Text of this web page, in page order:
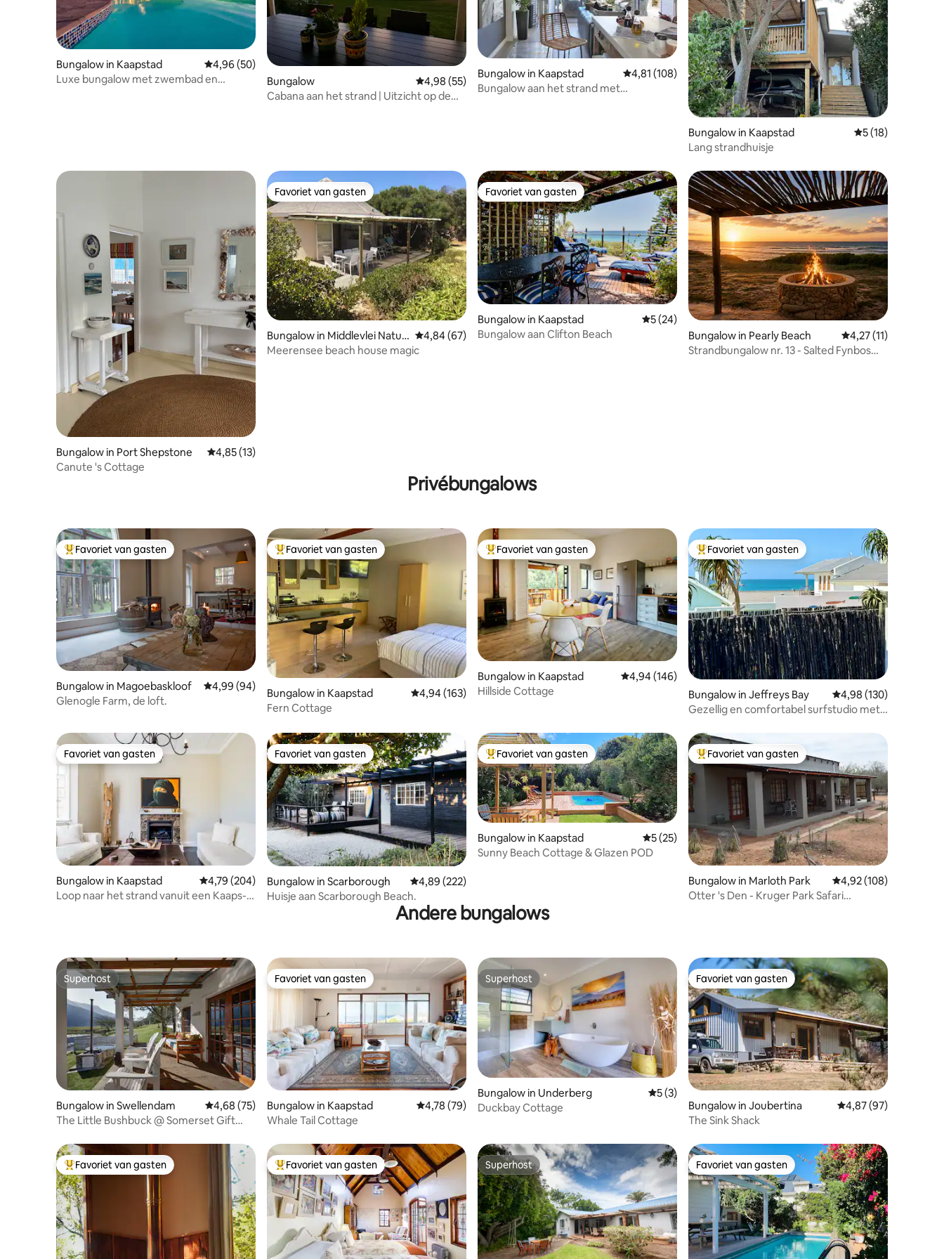
Bungalow in Kaapstad Gemiddelde beoordeling van 4,96 uit 5, 50 recensies
4,96 (50)
Luxe bungalow met zwembad en
Bungalow Gemiddelde beoordeling van 4,98 uit 5, 55 recensies
4,98 (55)
Cabana aan het strand | Uitzicht op de
Bungalow in Kaapstad Gemiddelde beoordeling van 4,81 uit 5, 108 recensies
4,81 (108)
Bungalow aan het strand met
Bungalow in Kaapstad Gemiddelde
5 (18)
Lang strandhuisje
Bungalow in Port Shepstone Gemiddelde beoordeling van 4,85 uit 5, 13 recensies
4,85 (13)
Canute 's Cottage
Favoriet van gasten
Favoriet van gasten
Bungalow in Middlevlei Natur
e Reserve,
Gemiddelde beoordeling van 4,84 uit 5, 67 recensies
4,84 (67)
Meerensee beach house magic
Favoriet van gasten
Favoriet van gasten
Bungalow in Kaapstad Gemiddelde beoordeling van 5 uit 5, 24 recensies
5 (24)
Bungalow aan Clifton Beach
Bungalow in Pearly Beach Gemiddelde
4,27 (11)
Strandbungalow nr. 13 - Salted Fynbos
Privébungalows
Topfavoriet van gasten
Favoriet van gasten
Bungalow in Magoebaskloof Gemiddelde beoordeling van 4,99 uit 5, 94 recensies
4,99 (94)
Glenogle Farm, de loft.
Topfavoriet van gasten
Favoriet van gasten
Bungalow in Kaapstad Gemiddelde beoordeling van 4,94 uit 5, 163 recensies
4,94 (163)
Fern Cottage
Topfavoriet van gasten
Favoriet van gasten
Bungalow in Kaapstad Gemiddelde beoordeling van 4,94 uit 5, 146 recensies
4,94 (146)
Hillside Cottage
Topfavoriet van gasten
Favoriet van gasten
Bungalow in Jeffreys Bay Gemiddelde
4,98 (130)
Gezellig en comfortabel surfstudio met
Favoriet van gasten
Favoriet van gasten
Bungalow in Kaapstad Gemiddelde beoordeling van 4,79 uit 5, 204 recensies
4,79 (204)
Loop naar het strand vanuit een Kaaps-
Favoriet van gasten
Favoriet van gasten
Bungalow in Scarborough Gemiddelde beoordeling van 4,89 uit 5, 222 recensies
4,89 (222)
Huisje aan Scarborough Beach.
Topfavoriet van gasten
Favoriet van gasten
Bungalow in Kaapstad Gemiddelde beoordeling van 5 uit 5, 25 recensies
5 (25)
Sunny Beach Cottage & Glazen POD
Topfavoriet van gasten
Favoriet van gasten
Bungalow in Marloth Park Gemiddelde
4,92 (108)
Otter 's Den - Kruger Park Safari
Andere bungalows
Superhost
Superhost
Bungalow in Swellendam Gemiddelde beoordeling van 4,68 uit 5, 75 recensies
4,68 (75)
The Little Bushbuck @ Somerset Gift
Favoriet van gasten
Favoriet van gasten
Bungalow in Kaapstad Gemiddelde beoordeling van 4,78 uit 5, 79 recensies
4,78 (79)
Whale Tail Cottage
Superhost
Superhost
Bungalow in Underberg Gemiddelde beoordeling van 5 uit 5, 3 recensies
5 (3)
Duckbay Cottage
Favoriet van gasten
Favoriet van gasten
Bungalow in Joubertina Gemiddelde
4,87 (97)
The Sink Shack
Topfavoriet van gasten
Favoriet van gasten Topfavoriet van gasten
Favoriet van gasten Superhost
Superhost Favoriet van gasten
Favoriet van gasten